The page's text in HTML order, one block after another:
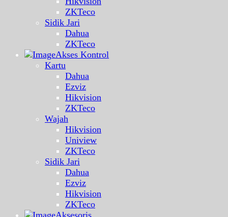
ZKTeco
Sidik Jari
Dahua
ZKTeco
Akses Kontrol
Kartu
Dahua
Ezviz
Hikvision
ZKTeco
Wajah
Hikvision
Uniview
ZKTeco
Sidik Jari
Dahua
Ezviz
Hikvision
ZKTeco
Aksesoris